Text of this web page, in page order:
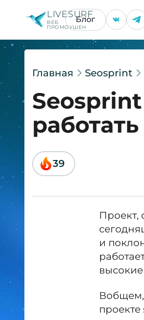
LIVESURF
ВЕБ
ПРОМОУШЕН
Блог
Главная Seosprint
39
Проект,
и
Вобщем,